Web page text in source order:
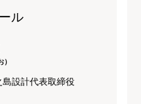
ル
）
島設計代表取締役